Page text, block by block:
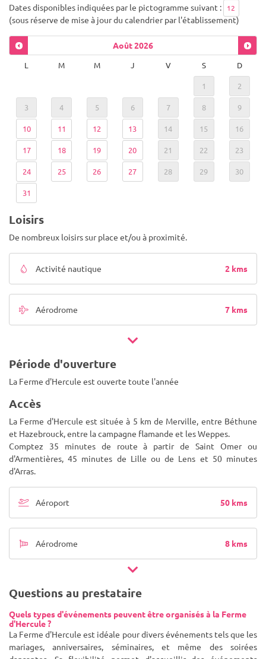
Dates disponibles indiquées par le pictogramme suivant : 12
(sous réserve de mise à jour du calendrier par l'établissement)
Août2026
L M M J V S D
1 2
3 4 5 6 7 8 9
10 11 12 13 14 15 16
17 18 19 20 21 22 23
24 25 26 27 28 29 30
31
Loisirs
De nombreux loisirs sur place et/ou à proximité.
Activité nautique 2 kms
Aérodrome 7 kms
Période d'ouverture
La Ferme d'Hercule est ouverte toute l'année
Accès
La Ferme d'Hercule est située à 5 km de Merville, entre Béthune
et Hazebrouck, entre la campagne flamande et les Weppes.
Comptez 35 minutes de route à partir de Saint Omer ou
d'Armentières, 45 minutes de Lille ou de Lens et 50 minutes
d'Arras.
Aéroport 50 kms
Aérodrome 8 kms
Questions au prestataire
Quels types d'événements peuvent être organisés à la Ferme
d'Hercule ?
La Ferme d'Hercule est idéale pour divers événements tels que les
mariages, anniversaires, séminaires, et même des soirées